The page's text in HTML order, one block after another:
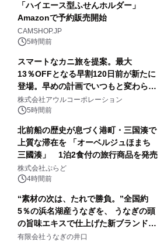
「ハイエース型ふせんホルダー」
Amazonで予約販売開始
CAMSHOP.JP
5時間前
スマートなカニ旅を提案。最大
13％OFFとなる早割120日前が新たに
登場。早めの計画でいつもと変わらぬ
大人の冬旅を。ー夕日ヶ浦温泉「佳松
苑 別邸ふうか」ー
株式会社アウルコーポレーション
5時間前
北前船の歴史が息づく港町・三国湊で
上質な滞在を 「オーベルジュほまち
三國湊」 1泊2食付の旅行商品を発売
株式会社ぷらど
4時間前
“素材の次は、たれで勝負。”全国約
5％の浜名湖産うなぎを、 うなぎの頭
の旨味エキスで仕上げた新ブランド
「井口の誉」誕生
有限会社うなぎの井口